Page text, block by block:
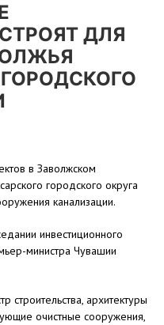
ДЛЯ
в Заволжском
городского округа
канализации.
инвестиционного
министра Чувашии
строительства, архитектуры
очистные сооружения,